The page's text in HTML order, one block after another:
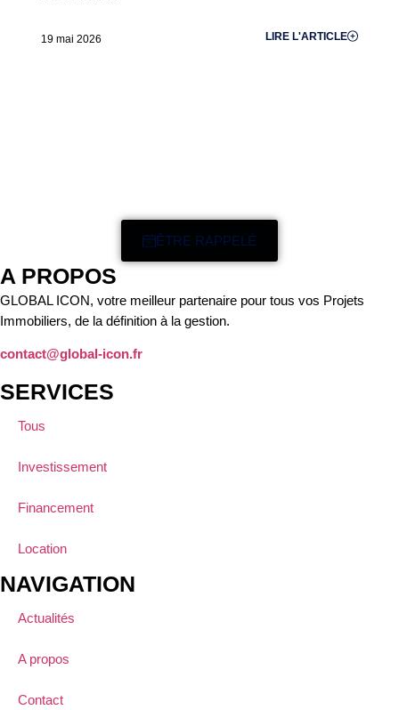
19 mai 2026 LIRE L'ARTICLE
ÊTRE RAPPELÉ
A PROPOS
GLOBAL ICON, votre meilleur partenaire pour tous vos Projets
Immobiliers, de la définition à la gestion.
contact@global-icon.fr
SERVICES
Tous
Investissement
Financement
Location
NAVIGATION
Actualités
A propos
Contact